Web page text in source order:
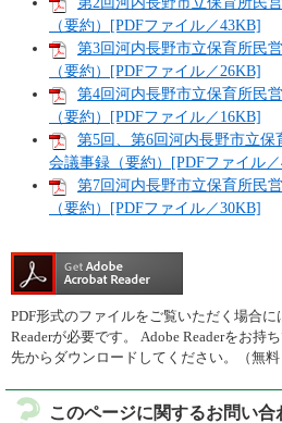
（要約）[PDFファイル／43KB]
第3回河内長野市立保育所民
（要約）[PDFファイル／26KB]
第4回河内長野市立保育所民
（要約）[PDFファイル／16KB]
第5回、第6回河内長野市立
会議事録（要約）[PDFファイル
第7回河内長野市立保育所民
（要約）[PDFファイル／30KB]
PDF形式のファイルをご覧いただく場合
Readerが必要です。
Adobe Readerをお持
先からダウンロードしてください。（無料
このページに関するお問い合